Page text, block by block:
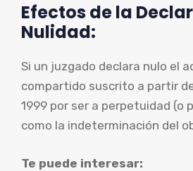
Efectos de la
Nulidad:
Si un juzgado declara nulo el
compartido suscrito a partir
1999 por ser a perpetuidad (o
como la indeterminación del
Te puede interesar: